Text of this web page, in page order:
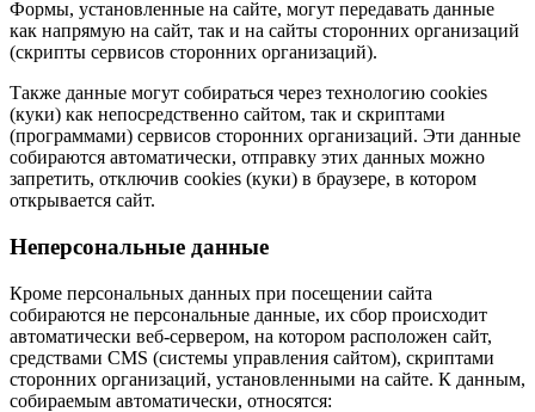
Формы, установленные на сайте, могут передавать данные
как напрямую на сайт, так и на сайты сторонних организаций
(скрипты сервисов сторонних организаций).
Также данные могут собираться через технологию cookies
(куки) как непосредственно сайтом, так и скриптами
(программами) сервисов сторонних организаций. Эти данные
собираются автоматически, отправку этих данных можно
запретить, отключив cookies (куки) в браузере, в котором
открывается сайт.
Неперсональные данные
Кроме персональных данных при посещении сайта
собираются не персональные данные, их сбор происходит
автоматически веб-сервером, на котором расположен сайт,
средствами CMS (системы управления сайтом), скриптами
сторонних организаций, установленными на сайте. К данным,
собираемым автоматически, относятся: